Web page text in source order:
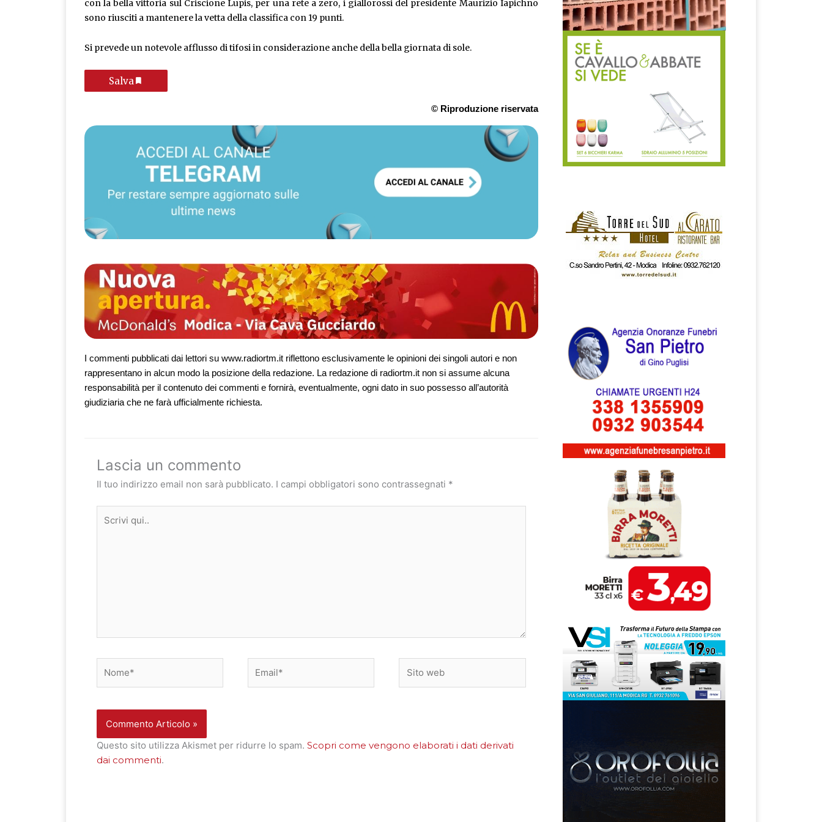
con la bella vittoria sul Criscione Lupis, per una rete a zero, i giallorossi del presidente Maurizio Iapichno
sono riusciti a mantenere la vetta della classifica con 19 punti.
Si prevede un notevole afflusso di tifosi in considerazione anche della bella giornata di sole.
Salva
© Riproduzione riservata
I commenti pubblicati dai lettori su www.radiortm.it riflettono esclusivamente le opinioni dei singoli autori e non
rappresentano in alcun modo la posizione della redazione. La redazione di radiortm.it non si assume alcuna
responsabilità per il contenuto dei commenti e fornirà, eventualmente, ogni dato in suo possesso all’autorità
giudiziaria che ne farà ufficialmente richiesta.
Lascia un commento
Il tuo indirizzo email non sarà pubblicato. I campi obbligatori sono contrassegnati *
qui..
web
Questo sito utilizza Akismet per ridurre lo spam. Scopri come vengono elaborati i dati derivati
dai commenti.